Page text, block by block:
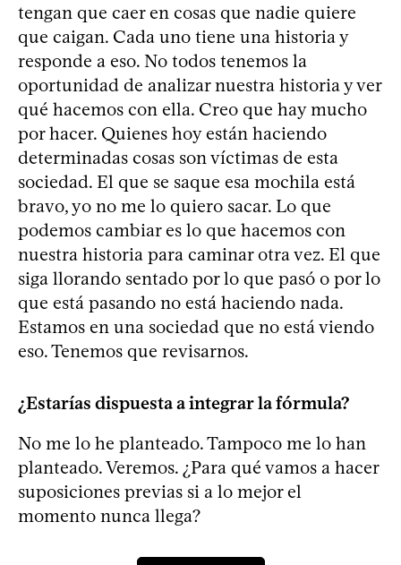
tengan que caer en cosas que nadie quiere
que caigan. Cada uno tiene una historia y
responde a eso. No todos tenemos la
oportunidad de analizar nuestra historia y ver
qué hacemos con ella. Creo que hay mucho
por hacer. Quienes hoy están haciendo
determinadas cosas son víctimas de esta
sociedad. El que se saque esa mochila está
bravo, yo no me lo quiero sacar. Lo que
podemos cambiar es lo que hacemos con
nuestra historia para caminar otra vez. El que
siga llorando sentado por lo que pasó o por lo
que está pasando no está haciendo nada.
Estamos en una sociedad que no está viendo
eso. Tenemos que revisarnos.
¿Estarías dispuesta a integrar la fórmula?
No me lo he planteado. Tampoco me lo han
planteado. Veremos. ¿Para qué vamos a hacer
suposiciones previas si a lo mejor el
momento nunca llega?